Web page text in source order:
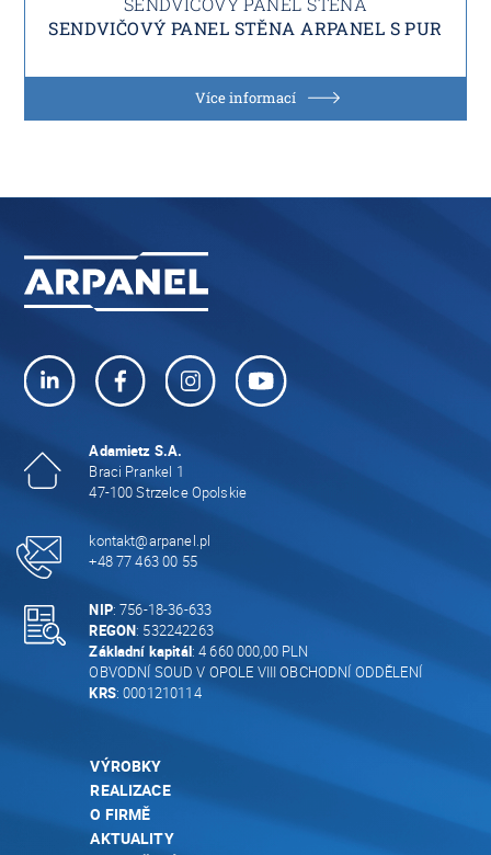
SENDVIČOVÝ PANEL STĚNA ARPANEL S PUR
Více informací
Adamietz S.A.
Braci Prankel 1
47-100 Strzelce Opolskie
kontakt@arpanel.pl
+48 77 463 00 55
NIP: 756-18-36-633
REGON: 532242263
Základní kapitál: 4 660 000,00 PLN
OBVODNÍ SOUD V OPOLE VIII OBCHODNÍ ODDĚLENÍ
KRS: 0001210114
VÝROBKY
REALIZACE
O FIRMĚ
AKTUALITY